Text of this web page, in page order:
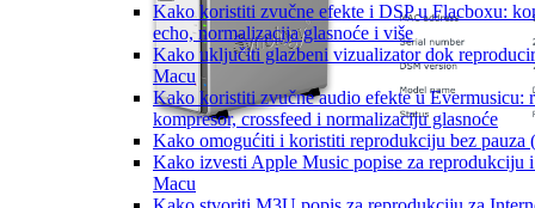
Kako koristiti zvučne efekte i DSP u Flacboxu:
echo, normalizacija glasnoće i više
Kako uključiti glazbeni vizualizator dok
Macu
Kako koristiti zvučne audio efekte u Evermusicu:
kompresor, crossfeed i normalizaciju glasnoće
Kako omogućiti i koristiti reprodukciju bez pauza
Kako izvesti Apple Music popise za reprodukciju
Macu